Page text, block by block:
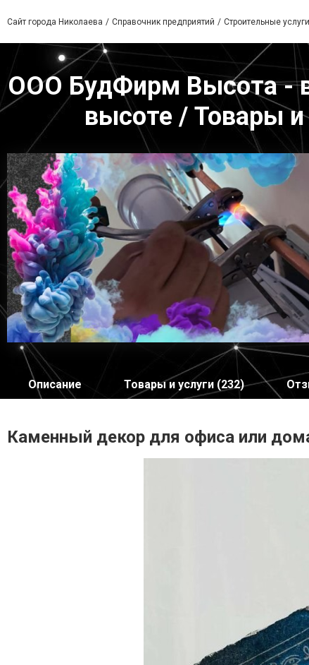
Сайт города Николаева Справочник предприятий Строительные услуги
ООО БудФирм Высота -
высоте / Товары
Описание Товары и услуги (232)
Каменный декор для офиса или